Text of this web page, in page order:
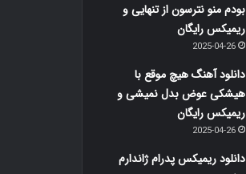
بودم منو نترسون از تنهایی و
ریمیکس رایگان
2025-04-26
دانلود آهنگ هیچ موقع با
هیشکی عوض بدل نمیشی و
ریمیکس رایگان
2025-04-26
دانلود ریمیکس پدرام ژاندارم